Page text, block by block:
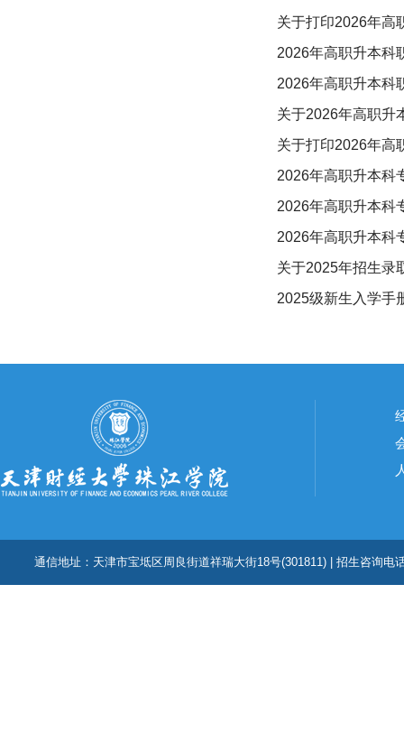
关于打印2026年高
2026年高职升本科
2026年高职升本科
关于2026年高职升
关于打印2026年高
2026年高职升本科
2026年高职升本科
2026年高职升本科
关于2025年招生录
2025级新生入学手
通信地址：天津市宝坻区周良街道祥瑞大街18号(301811) | 招生咨询